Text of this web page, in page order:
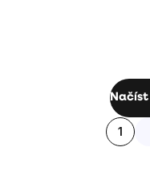
Načíst
1